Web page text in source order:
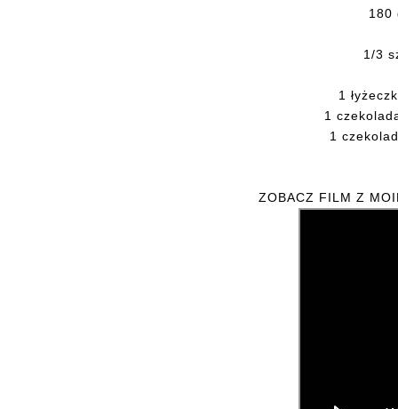
180
1/3
1
1
1
ZOBACZ FILM Z